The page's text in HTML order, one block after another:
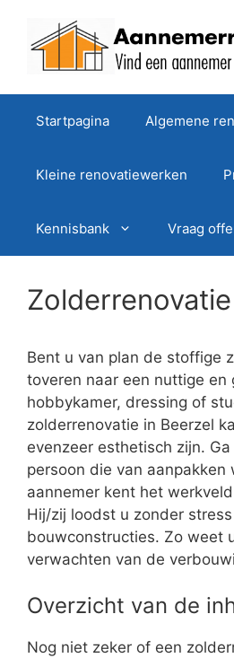
Startpagina Algemene
Kleine renovatiewerken
Kennisbank Vraag
Bent u van plan de stoffige
toveren naar een nuttige en
hobbykamer, dressing of
zolderrenovatie in Beerzel
evenzeer esthetisch zijn.
persoon die van aanpakken
aannemer kent het
Hij/zij loodst u zonder
bouwconstructies. Zo weet
verwachten van de
Overzicht van de
Nog niet zeker of een